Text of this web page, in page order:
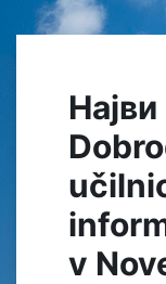
Оди до главна
v